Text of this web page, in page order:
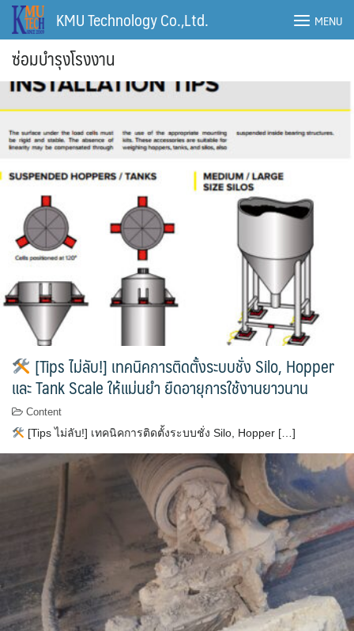
Skip
content
KMU Technology Co.,Ltd. MENU
ซ่อมบำรุงโรงงาน
[Tips ไม่ลับ!] เทคนิคการติดตั้งระบบชั่ง Silo, Hopper
และ Tank Scale ให้แม่นยำ ยืดอายุการใช้งานยาวนาน
Content
[Tips ไม่ลับ!] เทคนิคการติดตั้งระบบชั่ง Silo, Hopper […]